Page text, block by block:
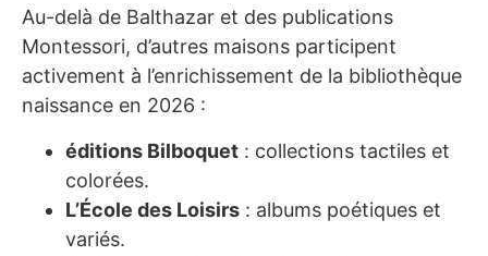
Au-delà de Balthazar et des publications
Montessori, d’autres maisons participent
activement à l’enrichissement de la bibliothèque
naissance en 2026 :
éditions Bilboquet : collections tactiles et
colorées.
L’École des Loisirs : albums poétiques et
variés.